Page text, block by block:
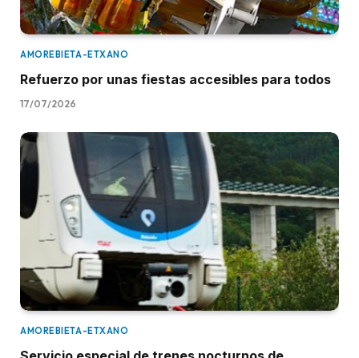
AMOREBIETA-ETXANO
Refuerzo por unas fiestas accesibles para todos
17/07/2026
AMOREBIETA-ETXANO